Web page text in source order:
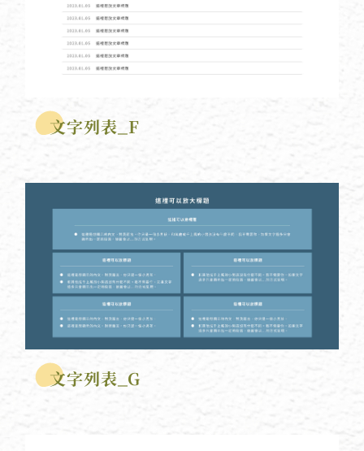
文字列表_F
文字列表_G